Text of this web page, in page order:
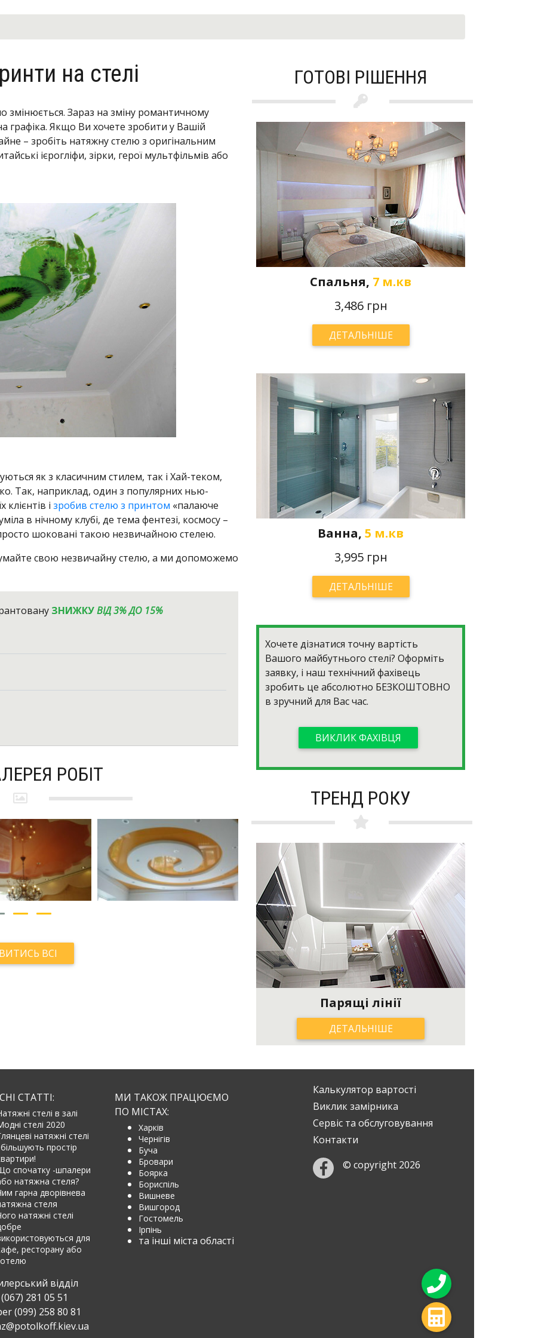
на стелі
змінюється. Зараз на зміну романтичному
графіка. Якщо Ви хочете зробити у Вашій
– зробіть натяжну стелю з оригінальним
ієрогліфи, зірки, герої мультфільмів або
як з класичним стилем, так і Хай-теком,
Так, наприклад, один з популярних нью-
і зробив стелю з принтом «палаюче
в нічному клубі, де тема фентезі, космосу –
просто шоковані такою незвичайною стелею.
свою незвичайну стелю, а ми допоможемо
ЗНИЖКУВІД 3% ДО 15%
РОБІТ
ВСІ
ГОТОВІ РІШЕННЯ
Спальня, 7 м.кв
3,486 грн
ДЕТАЛЬНІШЕ
Ванна, 5 м.кв
3,995 грн
ДЕТАЛЬНІШЕ
Хочете дізнатися точну вартість
Вашого майбутнього стелі? Оформіть
заявку, і наш технічний фахівець
зробить це абсолютно БЕЗКОШТОВНО
в зручний для Вас час.
ВИКЛИК ФАХІВЦЯ
ТРЕНД РОКУ
Парящі лінії
ДЕТАЛЬНІШЕ
СТАТТІ:
стелі в залі
стелі 2020
натяжні стелі
простір
спочатку -шпалери
натяжна стеля?
гарна дворівнева
стеля
натяжні стелі
для
ресторану або
відділ
(067) 281 05 51
(099) 258 80 81
МИ ТАКОЖ ПРАЦЮЄМО
ПО МІСТАХ:
Харків
Чернігів
Буча
Бровари
Боярка
Бориспіль
Вишневе
Вишгород
Гостомель
Ірпінь
та інші міста області
Калькулятор вартості
Виклик замірника
Сервіс та обслуговування
Контакти
© copyright 2026